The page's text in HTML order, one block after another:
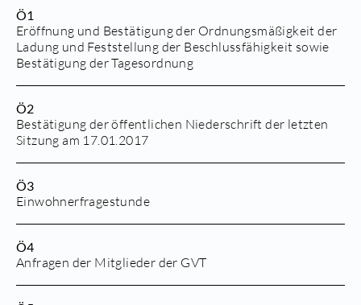
Ö1
Eröffnung und Bestätigung der Ordnungsmäßigkeit der
Ladung und Feststellung der Beschlussfähigkeit sowie
Bestätigung der Tagesordnung
Ö2
Bestätigung der öffentlichen Niederschrift der letzten
Sitzung am 17.01.2017
Ö3
Einwohnerfragestunde
Ö4
Anfragen der Mitglieder der GVT